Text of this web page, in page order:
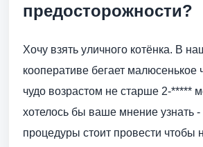
предосторожности?
Хочу взять уличного котёнка. В
кооперативе бегает малюсенькое
чудо возрастом не старше 2-*****
хотелось бы ваше мнение узнать -
процедуры стоит провести чтобы